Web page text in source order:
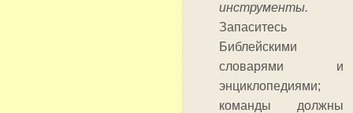
инструменты.
Запаситесь
Библейскими
словарями и
энциклопедиями;
команды должны